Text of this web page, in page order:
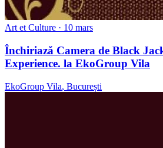
Art et Culture · 10 mars
Închiriază Camera de Black
Experience. la EkoGroup Vila
EkoGroup Vila, București